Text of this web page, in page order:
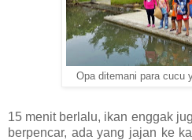
Opa ditemani para cucu
15 menit berlalu, ikan enggak
berpencar, ada yang jajan ke